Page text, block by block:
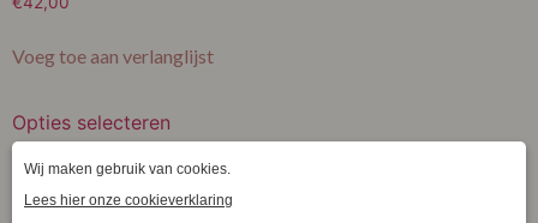
Voeg toe aan verlanglijst
Opties selecteren
S
M
S M L XL XXL